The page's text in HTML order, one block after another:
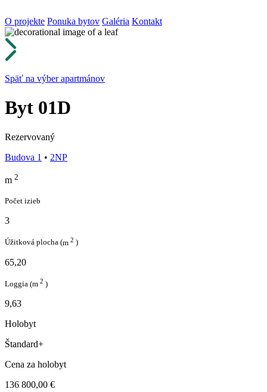
O projekte Ponuka bytov Galéria Kontakt
Späť na výber apartmánov
Byt 01D
Rezervovaný
Budova 1 • 2NP
m 2
Počet izieb
3
Úžitková plocha (m 2 )
65,20
Loggia (m 2 )
9,63
Holobyt
Štandard+
Cena za holobyt
136 800,00 €